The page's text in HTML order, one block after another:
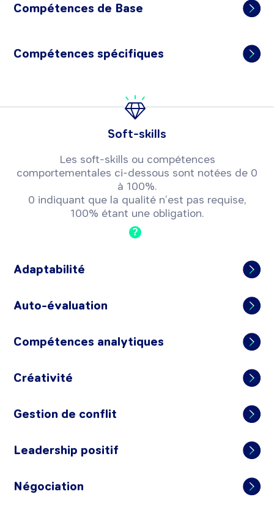
Compétences de Base
Compétences spécifiques
Soft-skills
Les soft-skills ou compétences
comportementales ci-dessous sont notées de 0
à 100%.
0 indiquant que la qualité n’est pas requise,
100% étant une obligation.
?
Adaptabilité
Auto-évaluation
Compétences analytiques
Créativité
Gestion de conflit
Leadership positif
Négociation